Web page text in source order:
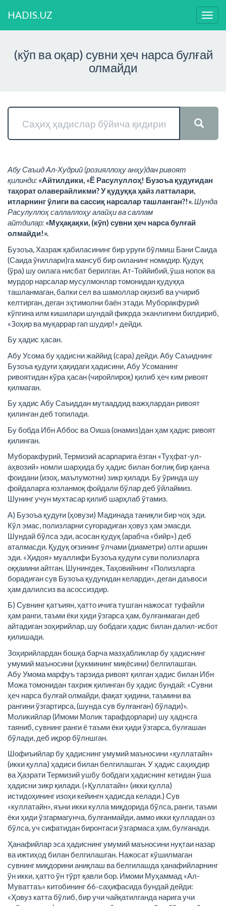
HADIS.UZ
(кўп ва оқар) сувни ҳеч нарса булғай
олмайди
Абу Саъид Ал-Худрий (розияллоҳу анҳу)дан ривоят
қилинди: «Айтилдики, «Ё Расулуллоҳ! Бузоъа қудуғидан
таҳорат олаверайликми? У қудуққа ҳайз латталари,
итларнинг ўлиги ва сассиқ нарсалар ташланган?!».Шунда
Расулуллоҳ саллаллоҳу алайҳи ва саллам
айтдилар: «Муҳақақки, (кўп) сувни ҳеч нарса булғай
олмайди!».
Бузоъа, Хазраж қабиласининг бир уруғи бўлмиш Бани Саида
(Саида ўғиллари)га мансуб бир оиланинг номидир. Қудуқ
(ўра) шу оилага нисбат берилган. Ат-Тоййибий, ўша нопок ва
мурдор нарсалар мусулмонлар томонидан қудуққа
ташланмаган, балки сел ва шамоллар оқизиб ва учириб
келтирган, деган эҳтимолни баён этади. Муборакфурий
кўпгина илм кишилари шундай фикрда эканлигини билдириб,
«Зоҳир ва муқаррар гап шудир!» дейди.
Бу ҳадис ҳасан.
Абу Усома бу ҳадисни жаййид (сара) дейди. Абу Саъиднинг
Бузоъа қудуғи ҳақидаги ҳадисини, Абу Усоманинг
ривоятидан кўра ҳасан (чиройлироқ) қилиб ҳеч ким ривоят
қилмаган.
Бу ҳадис Абу Саъиддан мутааддид важҳлардан ривоят
қилинган деб топилади.
Бу бобда Ибн Аббос ва Оиша (онамиз)дан ҳам ҳадис ривоят
қилинган.
Муборакфурий, Термизий асарларига ёзган «Туҳфат-ул-
аҳвозий» номли шарҳида бу ҳадис билан боғлиқ бир қанча
фоидани (изоҳ, маълумотни) зикр қилади. Бу ўринда шу
фойдаларга юзланмоқ фойдали бўлар деб ўйлаймиз.
Шунинг учун мухтасар қилиб шарҳлаб ўтамиз.
А) Бузоъа қудуғи (ҳовузи) Мадинада таниқли бир чоҳ эди.
Кўл эмас, полизларни суғорадиган ҳовуз ҳам эмасди.
Шундай бўлса эди, асосан қудуқ (арабча «бийр») деб
аталмасди. Қудуқ оғзининг ўлчами (диаметри) олти аршин
эди. «Ҳидоя» муаллифи Бузоъа қудуғи суви полизларга
оққаиини айтган. Шунингдек, Таҳовийнинг «Полизларга
борадиган сув Бузоъа қудуғидан келарди», деган даъвоси
ҳам далилсиз ва асоссиздир.
Б) Сувнинг қатъиян, ҳатто ичига тушган нажосат туфайли
ҳам ранги, таъми ёки ҳиди ўзгарса ҳам, булғанмаган деб
айтадиган зоҳирийлар, шу бобдаги ҳадис билан далил-исбот
қилишади.
Зоҳирийлардан бошқа барча мазҳабликлар бу ҳадиснинг
умумий маъносини (ҳукмининг миқёсини) белгилашган.
Абу Умома марфуъ тарзида ривоят қилган ҳадис билан Ибн
Можа томонидан тахриж қилинган бу ҳадис бундай: «Сувни
ҳеч нарса булғай олмайди, фақат ҳидини, таъмини ва
рангини ўзгартирса, (шунда сув булғанган) бўлади)».
Моликийлар (Имоми Молик тарафдорлари) шу ҳаднсга
таяниб, сувнинг ранги ё таъми ёки ҳиди ўзгарса, булғашан
бўлади, деб иқрор бўлншган.
Шофиъийлар бу ҳадиснинг умумий маъносини «қуллатайн»
(икки қулла) ҳадиси билан белгилашган. У ҳадис саҳиҳдир
ва Ҳазрати Термизий ушбу бобдаги ҳадиснинг кетидан ўша
ҳадисни зикр қилади. («Қуллатайн» (икки қулла)
истидоҳининг изоҳи кейингн ҳадисда келади.) Сув
«куллатайн», яъни икки кулла миқдорида бўлса, ранги, таъми
ёки ҳиди ўзгармагунча, булғанмайди, аммо икки қулладан оз
бўлса, уч сифатидан биронтаси ўзгармаса ҳам, булғанади.
Ҳанафийлар эса ҳадиснинг умумий маъносини нуқтаи назар
ва ижтиҳод билан белгилашган. Нажосат кўшилмаган
сувнинг миқдорини аниқлаш ва белгилашда ҳанафийларнинг
ўн икки, ҳатто ўн тўрт қавли бор. Имоми Муҳаммад «Ал-
Муваттаъ» китобининг 66-саҳифасида бундай дейди:
«Ҳовуз катта бўлиб, бир учи чайқатилганда нарига учи